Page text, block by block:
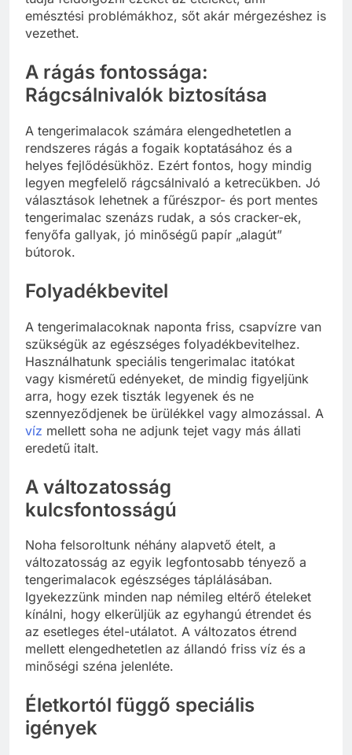
emésztési problémákhoz, sőt akár mérgezéshez is
vezethet.
A rágás fontossága:
Rágcsálnivalók biztosítása
A tengerimalacok számára elengedhetetlen a
rendszeres rágás a fogaik koptatásához és a
helyes fejlődésükhöz. Ezért fontos, hogy mindig
legyen megfelelő rágcsálnivaló a ketrecükben. Jó
választások lehetnek a fűrészpor- és port mentes
tengerimalac szenázs rudak, a sós cracker-ek,
fenyőfa gallyak, jó minőségű papír „alagút”
bútorok.
Folyadékbevitel
A tengerimalacoknak naponta friss, csapvízre van
szükségük az egészséges folyadékbevitelhez.
Használhatunk speciális tengerimalac itatókat
vagy kisméretű edényeket, de mindig figyeljünk
arra, hogy ezek tiszták legyenek és ne
szennyeződjenek be ürülékkel vagy almozással. A
víz mellett soha ne adjunk tejet vagy más állati
eredetű italt.
A változatosság
kulcsfontosságú
Noha felsoroltunk néhány alapvető ételt, a
változatosság az egyik legfontosabb tényező a
tengerimalacok egészséges táplálásában.
Igyekezzünk minden nap némileg eltérő ételeket
kínálni, hogy elkerüljük az egyhangú étrendet és
az esetleges étel-utálatot. A változatos étrend
mellett elengedhetetlen az állandó friss víz és a
minőségi széna jelenléte.
Életkortól függő speciális
igények